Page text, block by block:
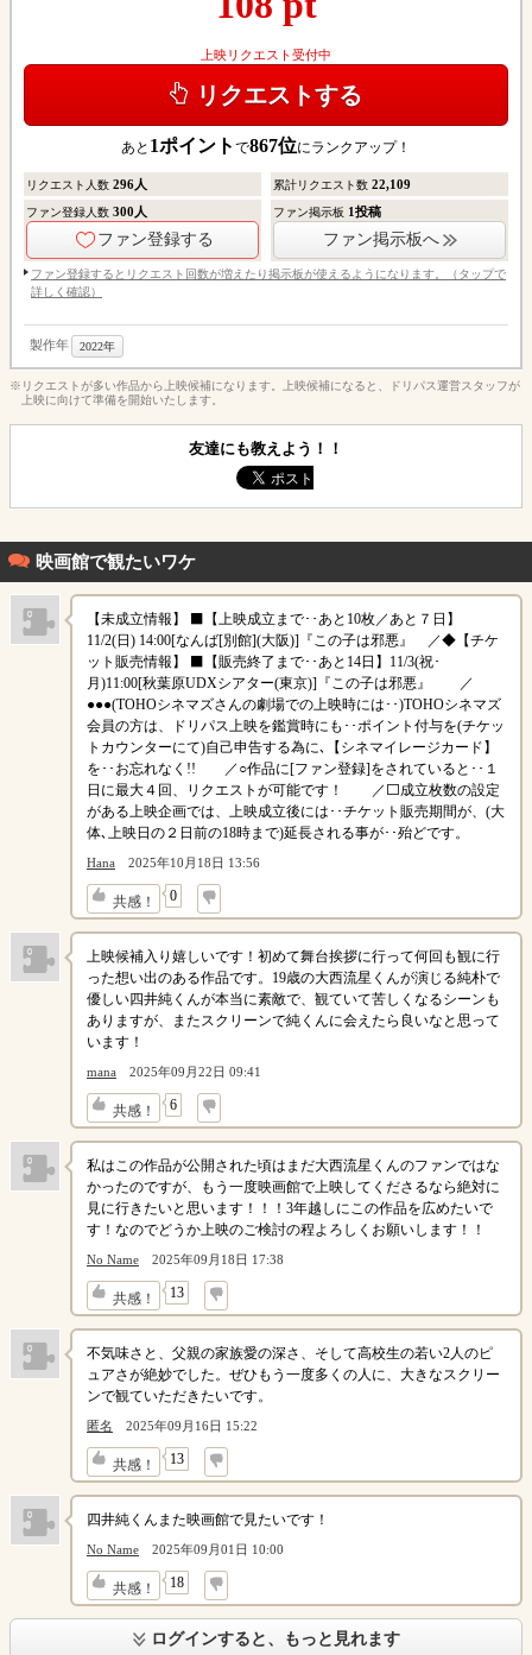
上映リクエスト受付中
リクエストする
あと 1ポイント で867位にランクアップ！
リクエスト人数 296人 累計リクエスト数22,109
ファン登録人数 300人
ファン登録する
ファン掲示板 1投稿
ファン掲示板へ
ファン登録するとリクエスト回数が増えたり掲示板が使えるようになります。（タップで
詳しく確認）
製作年 2022年
※リクエストが多い作品から上映候補になります。上映候補になると、ドリパス運営スタッフが
上映に向けて準備を開始いたします。
友達にも教えよう！！
映画館で観たいワケ
【未成立情報】 ⬛【上映成立まで･･あと10枚／あと７日】
11/2(日) 14:00[なんば[別館](大阪)]『この子は邪悪』 ／◆【チケ
ット販売情報】 ⬛【販売終了まで･･あと14日】11/3(祝･
月)11:00[秋葉原UDXシアター(東京)]『この子は邪悪』 ／
●●●(TOHOシネマズさんの劇場での上映時には･･)TOHOシネマズ
会員の方は、ドリパス上映を鑑賞時にも･･ポイント付与を(チケッ
トカウンターにて)自己申告する為に､【シネマイレージカード】
を･･お忘れなく!! ／○作品に[ファン登録]をされていると･･１
日に最大４回、リクエストが可能です！ ／⬜成立枚数の設定
がある上映企画では、上映成立後には･･チケット販売期間が、(大
体､上映日の２日前の18時まで)延長される事が･･殆どです。
Hana 2025年10月18日 13:56
共感！ 0
↓
上映候補入り嬉しいです！初めて舞台挨拶に行って何回も観に行
った想い出のある作品です。19歳の大西流星くんが演じる純朴で
優しい四井純くんが本当に素敵で、観ていて苦しくなるシーンも
ありますが、またスクリーンで純くんに会えたら良いなと思って
います！
mana 2025年09月22日 09:41
共感！ 6
↓
私はこの作品が公開された頃はまだ大西流星くんのファンではな
かったのですが、もう一度映画館で上映してくださるなら絶対に
見に行きたいと思います！！！3年越しにこの作品を広めたいで
す！なのでどうか上映のご検討の程よろしくお願いします！！
No Name 2025年09月18日 17:38
共感！ 13
↓
不気味さと、父親の家族愛の深さ、そして高校生の若い2人のピ
ュアさが絶妙でした。ぜひもう一度多くの人に、大きなスクリー
ンで観ていただきたいです。
匿名 2025年09月16日 15:22
共感！ 13
↓
四井純くんまた映画館で見たいです！
No Name 2025年09月01日 10:00
共感！ 18
↓
ログインすると、もっと見れます